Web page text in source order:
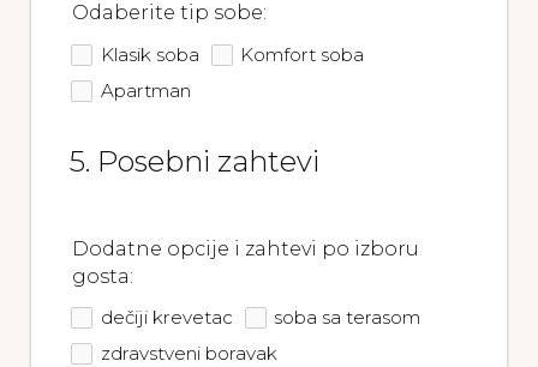
Odaberite tip sobe:
Klasik soba
Komfort soba
Apartman
5. Posebni zahtevi
Dodatne opcije i zahtevi po izboru
gosta:
dečiji krevetac
soba sa terasom
zdravstveni boravak